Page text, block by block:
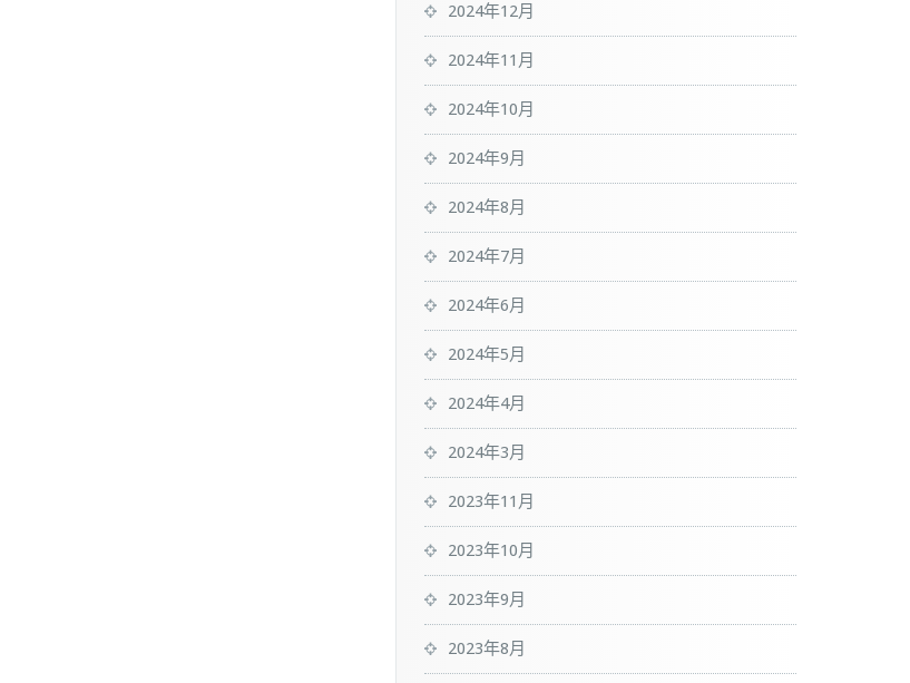
2024年12月
2024年11月
2024年10月
2024年9月
2024年8月
2024年7月
2024年6月
2024年5月
2024年4月
2024年3月
2023年11月
2023年10月
2023年9月
2023年8月